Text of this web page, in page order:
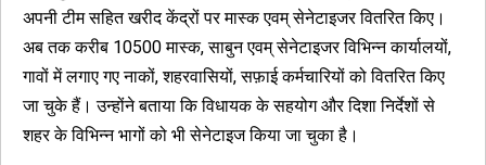
अपनी टीम सहित खरीद केंद्रों पर मास्क एवम् सेनेटाइजर वितरित किए।
अब तक करीब 10500 मास्क, साबुन एवम् सेनेटाइजर विभिन्न कार्यालयों,
गावों में लगाए गए नाकों, शहरवासियों, सफ़ाई कर्मचारियों को वितरित किए
जा चुके हैं। उन्होंने बताया कि विधायक के सहयोग और दिशा निर्देशों से
शहर के विभिन्न भागों को भी सेनेटाइज किया जा चुका है।